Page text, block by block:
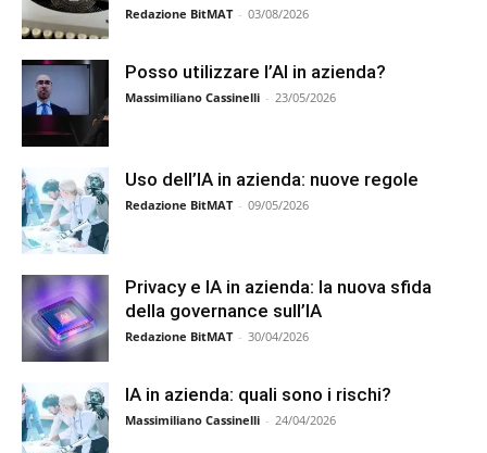
Redazione BitMAT - 03/08/2026
Posso utilizzare l’AI in azienda?
Massimiliano Cassinelli - 23/05/2026
Uso dell’IA in azienda: nuove regole
Redazione BitMAT - 09/05/2026
Privacy e IA in azienda: la nuova sfida
della governance sull’IA
Redazione BitMAT - 30/04/2026
IA in azienda: quali sono i rischi?
Massimiliano Cassinelli - 24/04/2026